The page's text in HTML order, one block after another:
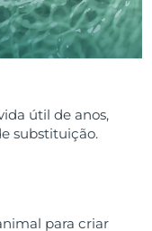
útil de anos,
substituição.
para criar